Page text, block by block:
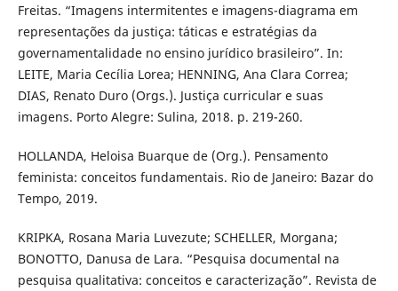
Freitas. “Imagens intermitentes e imagens-diagrama em
representações da justiça: táticas e estratégias da
governamentalidade no ensino jurídico brasileiro”. In:
LEITE, Maria Cecília Lorea; HENNING, Ana Clara Correa;
DIAS, Renato Duro (Orgs.). Justiça curricular e suas
imagens. Porto Alegre: Sulina, 2018. p. 219-260.
HOLLANDA, Heloisa Buarque de (Org.). Pensamento
feminista: conceitos fundamentais. Rio de Janeiro: Bazar do
Tempo, 2019.
KRIPKA, Rosana Maria Luvezute; SCHELLER, Morgana;
BONOTTO, Danusa de Lara. “Pesquisa documental na
pesquisa qualitativa: conceitos e caracterização”. Revista de